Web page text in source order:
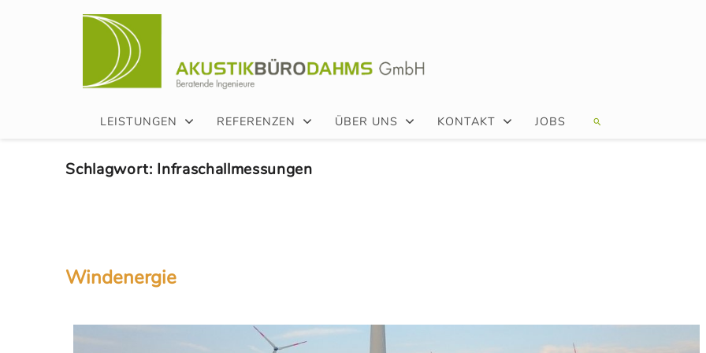
LEISTUNGEN REFERENZEN ÜBER UNS KONTAKT JOBS
Schlagwort: Infraschallmessungen
Windenergie